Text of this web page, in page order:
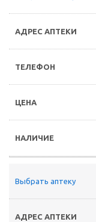
Выбрать аптеку